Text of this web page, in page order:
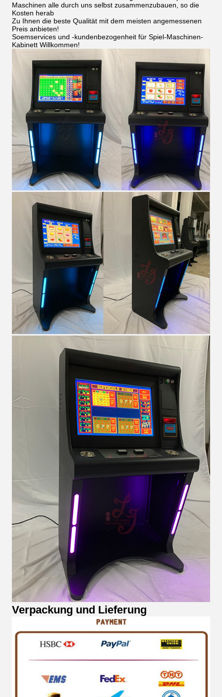
Maschinen alle durch uns selbst zusammenzubauen, so die
Kosten herab
Zu Ihnen die beste Qualität mit dem meisten angemessenen
Preis anbieten!
Soemservices und -kundenbezogenheit für Spiel-Maschinen-
Kabinett Willkommen!
Verpackung und Lieferung